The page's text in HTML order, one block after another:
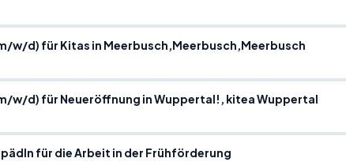
w/d) für Kitas in Meerbusch,Meerbusch,Meerbusch
w/d) für Neueröffnung in Wuppertal!, kitea Wuppertal
für die Arbeit in der Frühförderung